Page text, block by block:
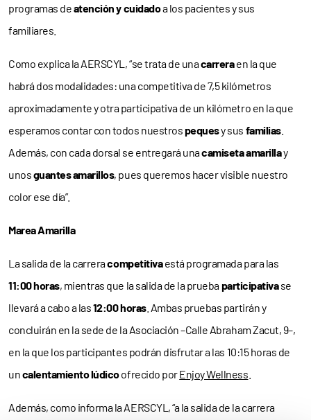
programas deatención y cuidadoa los pacientes y sus
familiares.
Como explica la AERSCYL, “se trata de unacarreraen la que
habrá dos modalidades: una competitiva de 7,5 kilómetros
aproximadamente y otra participativa de un kilómetro en la que
esperamos contar con todos nuestrospequesy sus familias.
Además, con cada dorsal se entregará unacamiseta amarillay
unosguantes amarillos, pues queremos hacer visible nuestro
color ese día”.
Marea Amarilla
La salida de la carreracompetitivaestá programada para las
11:00 horas, mientras que la salida de la pruebaparticipativase
llevará a cabo a las12:00 horas. Ambas pruebas partirán y
concluirán en la sede de la Asociación –Calle Abraham Zacut, 9–,
en la que los participantes podrán disfrutar a las 10:15 horas de
uncalentamiento lúdicoofrecido porEnjoy Wellness
Además, como informa la AERSCYL, “a la salida de la carrera